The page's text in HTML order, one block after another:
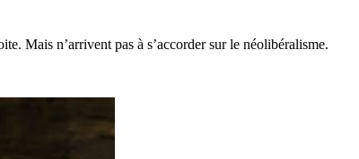
Mais n’arrivent pas à s’accorder sur le néolibéralisme.